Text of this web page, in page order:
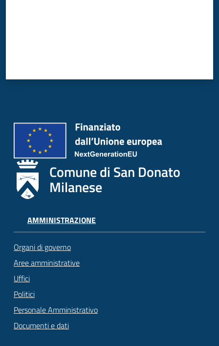
Comune di San Donato
Milanese
AMMINISTRAZIONE
Organi di governo
Aree amministrative
Uffici
Politici
Personale Amministrativo
Documenti e dati